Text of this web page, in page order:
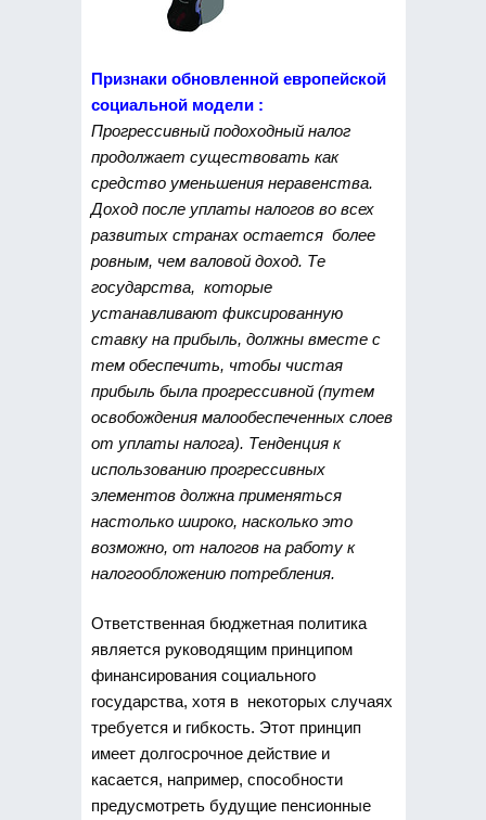
Признаки обновленной европейской
социальной модели :
Прогрессивный подоходный налог
продолжает существовать как
средство уменьшения неравенства.
Доход после уплаты налогов во всех
развитых странах остается более
ровным, чем валовой доход. Те
государства, которые
устанавливают фиксированную
ставку на прибыль, должны вместе с
тем обеспечить, чтобы чистая
прибыль была прогрессивной (путем
освобождения малообеспеченных слоев
от уплаты налога). Тенденция к
использованию прогрессивных
элементов должна применяться
настолько широко, насколько это
возможно, от налогов на работу к
налогообложению потребления.
Ответственная бюджетная политика
является руководящим принципом
финансирования социального
государства, хотя в некоторых случаях
требуется и гибкость. Этот принцип
имеет долгосрочное действие и
касается, например, способности
предусмотреть будущие пенсионные